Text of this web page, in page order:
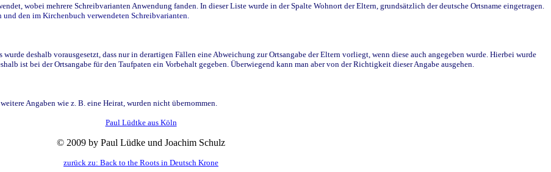
wobei mehrere Schreibvarianten Anwendung fanden. In dieser Liste wurde in der Spalte Wohnort der Eltern, grundsätzlich der deutsche Ortsname eingetragen.
den im Kirchenbuch verwendeten Schreibvarianten.
deshalb vorausgesetzt, dass nur in derartigen Fällen eine Abweichung zur Ortsangabe der Eltern vorliegt, wenn diese auch angegeben wurde. Hierbei wurde
ist bei der Ortsangabe für den Taufpaten ein Vorbehalt gegeben. Überwiegend kann man aber von der Richtigkeit dieser Angabe ausgehen.
Angaben wie z. B. eine Heirat, wurden nicht übernommen.
Paul Lüdtke aus Köln
© 2009 by Paul Lüdke und Joachim Schulz
zurück zu: Back to the Roots in Deutsch Krone